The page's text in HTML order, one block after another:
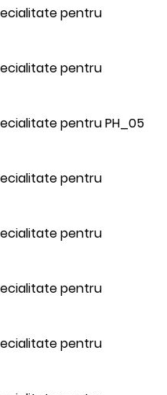
pentru
pentru
pentru PH_05
pentru
pentru
pentru
pentru